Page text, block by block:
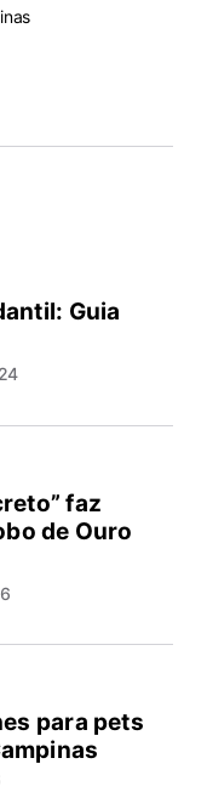
Guia
faz
de Ouro
para pets